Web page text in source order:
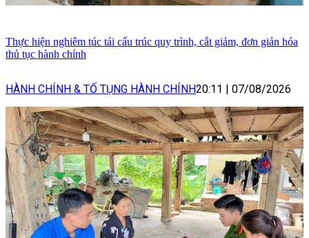
Thực hiện nghiêm túc tái cấu trúc quy trình, cắt giảm, đơn giản hóa
thủ tục hành chính
HÀNH CHÍNH & TỐ TỤNG HÀNH CHÍNH20:11 07/08/2026